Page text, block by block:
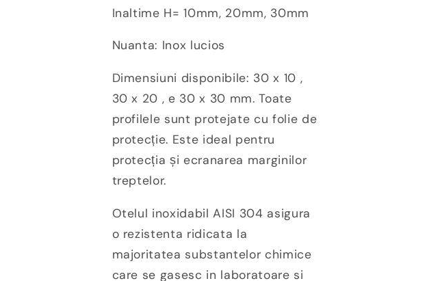
Inaltime H= 10mm, 20mm, 30mm
Nuanta: Inox lucios
Dimensiuni disponibile: 30 x 10 ,
30 x 20 , e 30 x 30 mm. Toate
profilele sunt protejate cu folie de
protecție. Este ideal pentru
protecția și ecranarea marginilor
treptelor.
Otelul inoxidabil AISI 304 asigura
o rezistenta ridicata la
majoritatea substantelor chimice
care se gasesc in laboratoare si